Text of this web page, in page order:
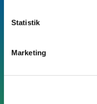
Statistik
Marketing